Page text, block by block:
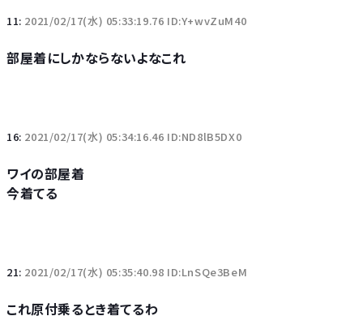
11: 2021/02/17(水) 05:33:19.76 ID:Y+wvZuM40
部屋着にしかならないよなこれ
16: 2021/02/17(水) 05:34:16.46 ID:ND8lB5DX0
ワイの部屋着
今着てる
21: 2021/02/17(水) 05:35:40.98 ID:LnSQe3BeM
これ原付乗るとき着てるわ